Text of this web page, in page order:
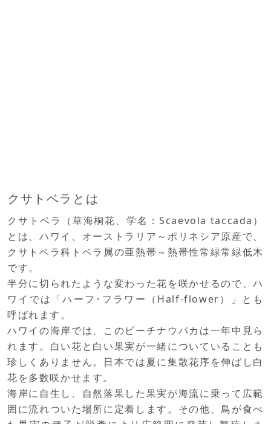
クサトベラとは
クサトベラ（草海桐花、学名：Scaevola taccada）
とは、ハワイ、オーストラリア～ポリネシア原産で、
クサトベラ科トベラ属の亜熱帯～熱帯性常緑常緑低木
です。
半分に切られたような変わった花を咲かせるので、ハ
ワイでは「ハーフ･フラワー（Half-flower）」とも
呼ばれます。
ハワイの海岸では、このビーチナウパカは一年中見ら
れます。白い花と白い果実が一緒についていることも
珍しくありません。日本では夏に集散花序を伸ばし白
花を多数咲かせます。
海岸に自生し、自然落果した果実が海流に乗って広範
囲に流れついた場所に定着します。その他、鳥が食べ